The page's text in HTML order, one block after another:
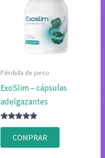
Pérdida de peso
ExoSlim – cápsulas
adelgazantes
Valorado
4.75
de 5
COMPRAR